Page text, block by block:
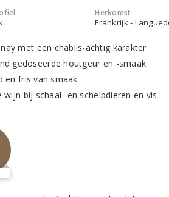
Herkomst
Frankrijk -
met een chablis-achtig karakter
gedoseerde houtgeur en -smaak
en fris van smaak
wijn bij schaal- en schelpdieren en vis